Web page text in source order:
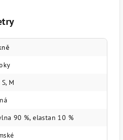
M
90 %, elastan 10 %